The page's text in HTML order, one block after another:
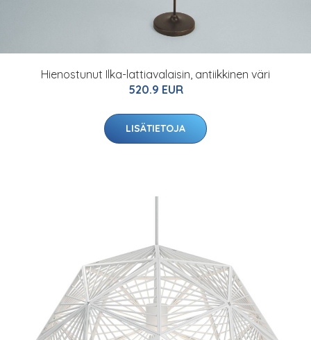
Hienostunut Ilka-lattiavalaisin, antiikkinen väri
520.9 EUR
LISÄTIETOJA